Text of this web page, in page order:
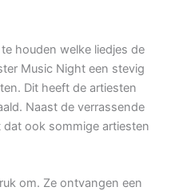
houden welke liedjes de
Music Night een stevig
Dit heeft de artiesten
Naast de verrassende
ook sommige artiesten
om. Ze ontvangen een